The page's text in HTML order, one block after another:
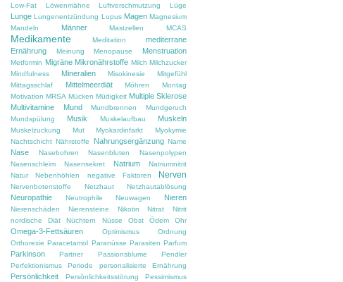
Low-Fat
Löwenmähne Luftverschmutzung Lüge
Lunge Lungenentzündung Lupus Magen Magnesium
Mandeln
Männer Mastzellen MCAS
Medikamente Meditation
mediterrane
Ernährung
Meinung Menopause Menstruation
Metformin Migräne Mikronährstoffe Milch Milchzucker
Mindfulness
Mineralien Misokinesie
Mitgefühl
Mittagsschlaf
Mittelmeerdiät Möhren
Montag
Motivation MRSA Mücken Müdigkeit Multiple Sklerose
Multivitamine
Mund Mundbrennen
Mundgeruch
Mundspülung
Musik Muskelaufbau Muskeln
Muskelzuckung Mut Myokardinfarkt
Myokymie
Nachtschicht Nährstoffe Nahrungsergänzung Name
Nase Nasebohren Nasenbluten
Nasenpolypen
Nasenschleim
Nasensekret Natrium
Natriumnitrit
Natur
Nebenhöhlen negative Faktoren Nerven
Nervenbotenstoffe Netzhaut Netzhautablösung
Neuropathie Neutrophile Neuwagen Nieren
Nierenschäden Nierensteine Nikotin Nitrat
Nitrit
nordische Diät
Nüchtern Nüsse Obst Ödem Ohr
Omega-3-Fettsäuren Optimismus
Ordnung
Orthorexie Paracetamol Paranüsse Parasiten Parfum
Parkinson Partner Passionsblume
Pendler
Perfektionismus
Periode personalisierte Ernährung
Persönlichkeit Persönlichkeitsstörung
Pessimismus